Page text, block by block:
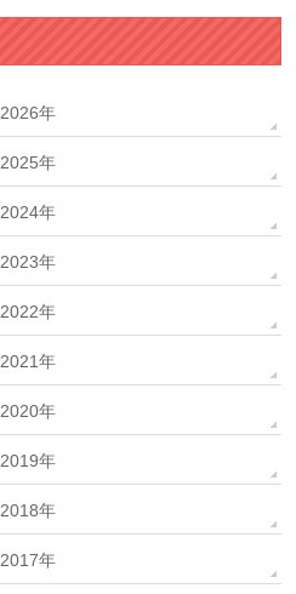
2026年
2025年
2024年
2023年
2022年
2021年
2020年
2019年
2018年
2017年